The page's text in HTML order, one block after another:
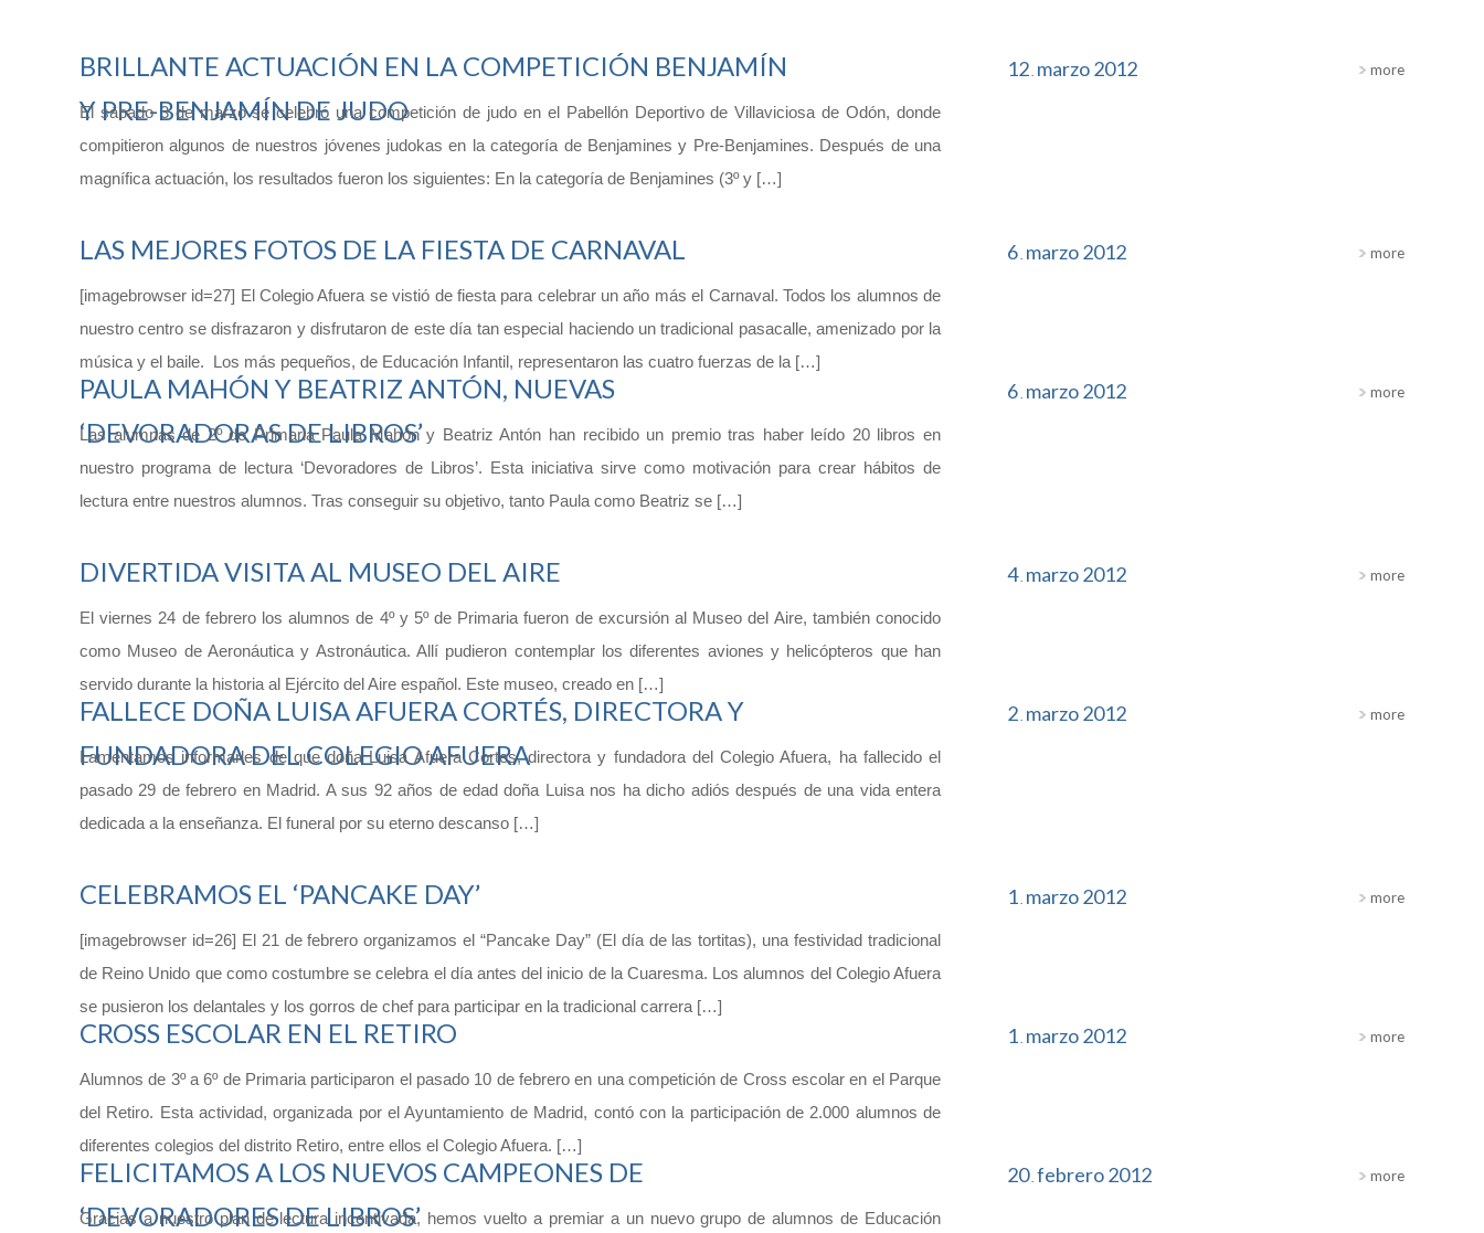
BRILLANTE ACTUACIÓN EN LA COMPETICIÓN BENJAMÍN
Y PRE-BENJAMÍN DE JUDO
12 marzo2012
El sábado 3 de marzo se celebró una competición de judo en el Pabellón Deportivo de Villaviciosa de Odón, donde
compitieron algunos de nuestros jóvenes judokas en la categoría de Benjamines y Pre-Benjamines. Después de una
magnífica actuación, los resultados fueron los siguientes: En la categoría de Benjamines (3º y […]
more
LAS MEJORES FOTOS DE LA FIESTA DE CARNAVAL 6 marzo2012
[imagebrowser id=27] El Colegio Afuera se vistió de fiesta para celebrar un año más el Carnaval. Todos los alumnos de
nuestro centro se disfrazaron y disfrutaron de este día tan especial haciendo un tradicional pasacalle, amenizado por la
música y el baile. Los más pequeños, de Educación Infantil, representaron las cuatro fuerzas de la […]
more
PAULA MAHÓN Y BEATRIZ ANTÓN, NUEVAS
‘DEVORADORAS DE LIBROS’
6 marzo2012
Las alumnas de 2º de Primaria Paula Mahón y Beatriz Antón han recibido un premio tras haber leído 20 libros en
nuestro programa de lectura ‘Devoradores de Libros’. Esta iniciativa sirve como motivación para crear hábitos de
lectura entre nuestros alumnos. Tras conseguir su objetivo, tanto Paula como Beatriz se […]
more
DIVERTIDA VISITA AL MUSEO DEL AIRE 4 marzo2012
El viernes 24 de febrero los alumnos de 4º y 5º de Primaria fueron de excursión al Museo del Aire, también conocido
como Museo de Aeronáutica y Astronáutica. Allí pudieron contemplar los diferentes aviones y helicópteros que han
servido durante la historia al Ejército del Aire español. Este museo, creado en […]
more
FALLECE DOÑA LUISA AFUERA CORTÉS, DIRECTORA Y
FUNDADORA DEL COLEGIO AFUERA
2 marzo2012
Lamentamos informarles de que doña Luisa Afuera Cortes, directora y fundadora del Colegio Afuera, ha fallecido el
pasado 29 de febrero en Madrid. A sus 92 años de edad doña Luisa nos ha dicho adiós después de una vida entera
dedicada a la enseñanza. El funeral por su eterno descanso […]
more
CELEBRAMOS EL ‘PANCAKE DAY’ 1 marzo2012
[imagebrowser id=26] El 21 de febrero organizamos el “Pancake Day” (El día de las tortitas), una festividad tradicional
de Reino Unido que como costumbre se celebra el día antes del inicio de la Cuaresma. Los alumnos del Colegio Afuera
se pusieron los delantales y los gorros de chef para participar en la tradicional carrera […]
more
CROSS ESCOLAR EN EL RETIRO 1 marzo2012
Alumnos de 3º a 6º de Primaria participaron el pasado 10 de febrero en una competición de Cross escolar en el Parque
del Retiro. Esta actividad, organizada por el Ayuntamiento de Madrid, contó con la participación de 2.000 alumnos de
diferentes colegios del distrito Retiro, entre ellos el Colegio Afuera. […]
more
FELICITAMOS A LOS NUEVOS CAMPEONES DE
‘DEVORADORES DE LIBROS’
20 febrero2012
Gracias a nuestro plan de lectura incentivada, hemos vuelto a premiar a un nuevo grupo de alumnos de Educación
more